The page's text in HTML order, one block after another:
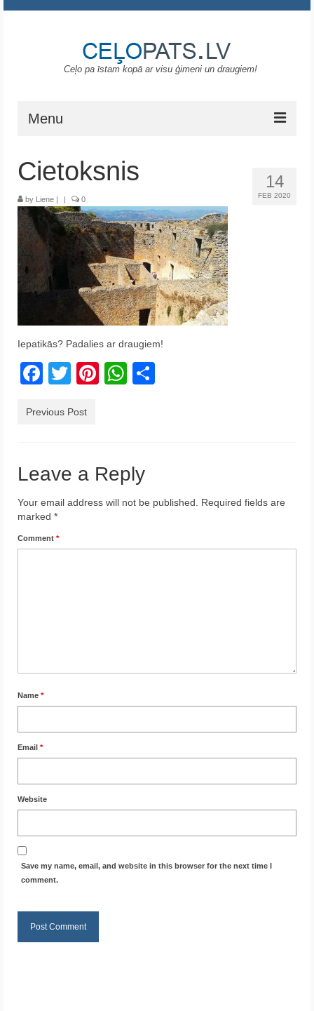
Ceļo pa īstam kopā ar visu ģimeni un draugiem!
Menu
Portugāle
ASV
Melnkalne
Krēta
Austrija
Itālija
Latvija
Indonēzija
14
FEB 2020
Cietoksnis
by Liene | | 0
Iepatikās? Padalies ar draugiem!
Facebook
TwitterPinterest
WhatsApp
Previous Post
Leave a Reply
Your email address will not be published.
Required fields are
marked *
Comment *
Name *
Email *
Website
Save my name, email, and website in this browser for the next time I
comment.